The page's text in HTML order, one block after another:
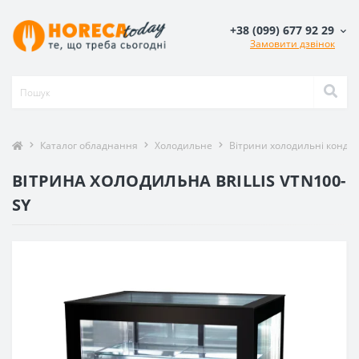
+38 (099) 677 92 29
Замовити дзвінок
Каталог обладнання Холодильне Вітрини холодильні
ВІТРИНА ХОЛОДИЛЬНА BRILLIS VTN100-
SY